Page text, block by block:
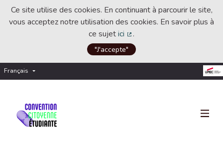
Ce site utilise des cookies. En continuant à parcourir le site,
vous acceptez notre utilisation des cookies. En savoir plus à
ce sujetici
(Lien externe)
.
"J'accepte"
Français Choisir la langue